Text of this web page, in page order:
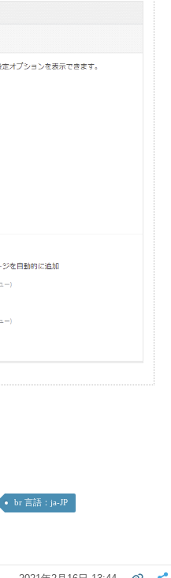
br 言語：ja-JP